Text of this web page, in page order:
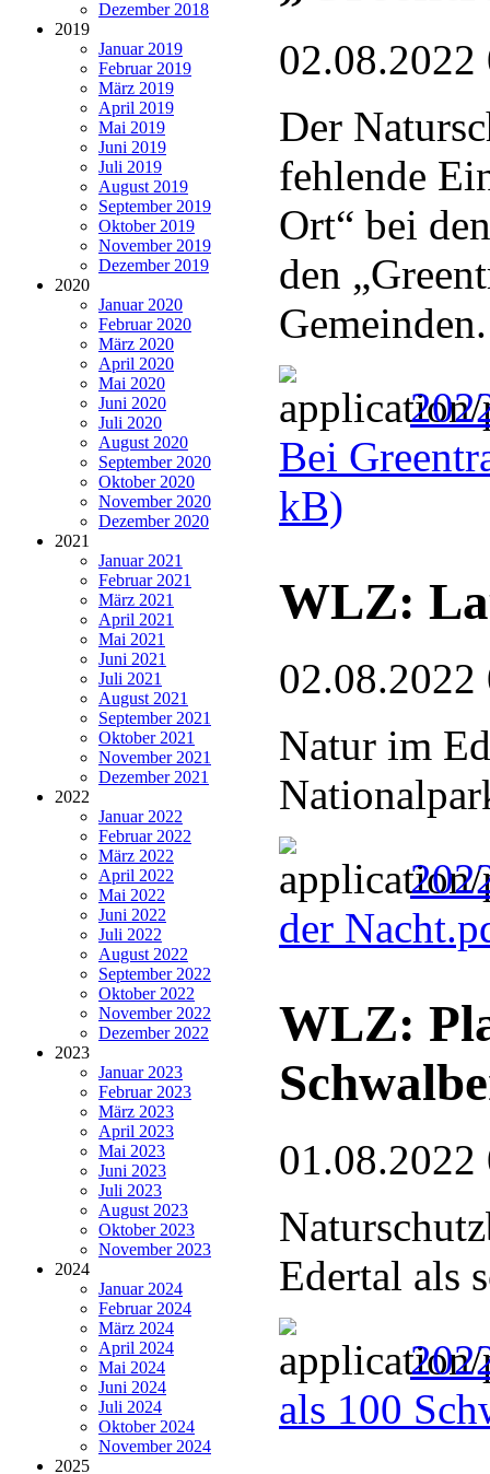
Dezember 2018
2019
Januar 2019
Februar 2019
März 2019
April 2019
Mai 2019
Juni 2019
Juli 2019
August 2019
September 2019
Oktober 2019
November 2019
Dezember 2019
2020
Januar 2020
Februar 2020
März 2020
April 2020
Mai 2020
Juni 2020
Juli 2020
August 2020
September 2020
Oktober 2020
November 2020
Dezember 2020
2021
Januar 2021
Februar 2021
März 2021
April 2021
Mai 2021
Juni 2021
Juli 2021
August 2021
September 2021
Oktober 2021
November 2021
Dezember 2021
2022
Januar 2022
Februar 2022
März 2022
April 2022
Mai 2022
Juni 2022
Juli 2022
August 2022
September 2022
Oktober 2022
November 2022
Dezember 2022
2023
Januar 2023
Februar 2023
März 2023
April 2023
Mai 2023
Juni 2023
Juli 2023
August 2023
Oktober 2023
November 2023
2024
Januar 2024
Februar 2024
März 2024
April 2024
Mai 2024
Juni 2024
Juli 2024
Oktober 2024
November 2024
2025
02.08.2022
Der
fehlende
Ort“ bei
den
Gemeinden.
Bei
kB)
WLZ:
02.08.2022
Natur im
der
WLZ:
01.08.2022
Edertal als
als 100